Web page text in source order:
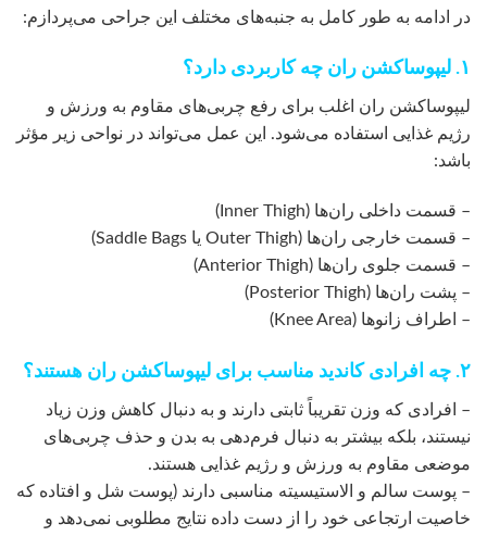
در ادامه به طور کامل به جنبه‌های مختلف این جراحی می‌پردازم:
۱. لیپوساکشن ران چه کاربردی دارد؟
لیپوساکشن ران اغلب برای رفع چربی‌های مقاوم به ورزش و
رژیم غذایی استفاده می‌شود. این عمل می‌تواند در نواحی زیر مؤثر
باشد:
– قسمت داخلی ران‌ها (Inner Thigh)
– قسمت خارجی ران‌ها (Outer Thigh یا Saddle Bags)
– قسمت جلوی ران‌ها (Anterior Thigh)
– پشت ران‌ها (Posterior Thigh)
– اطراف زانوها (Knee Area)
۲. چه افرادی کاندید مناسب برای لیپوساکشن ران هستند؟
– افرادی که وزن تقریباً ثابتی دارند و به دنبال کاهش وزن زیاد
نیستند، بلکه بیشتر به دنبال فرم‌دهی به بدن و حذف چربی‌های
موضعی مقاوم به ورزش و رژیم غذایی هستند.
– پوست سالم و الاستیسیته مناسبی دارند (پوست شل و افتاده که
خاصیت ارتجاعی خود را از دست داده نتایج مطلوبی نمی‌دهد و